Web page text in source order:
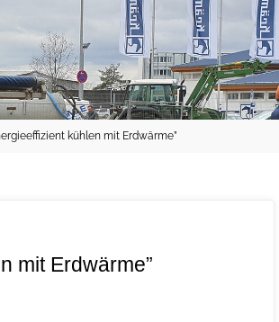
kühlen mit Erdwärme”
mit Erdwärme”